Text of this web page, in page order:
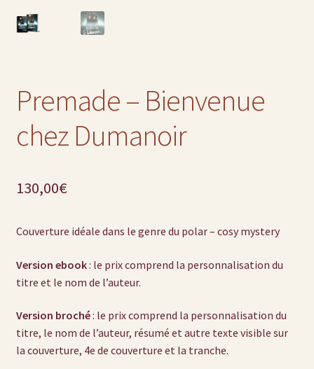
Premade – Bienvenue
chez Dumanoir
130,00€
Couverture idéale dans le genre du polar – cosy mystery
Version ebook: le prix comprend la personnalisation du
titre et le nom de l’auteur.
Version broché: le prix comprend la personnalisation du
titre, le nom de l’auteur, résumé et autre texte visible sur
la couverture, 4e de couverture et la tranche.